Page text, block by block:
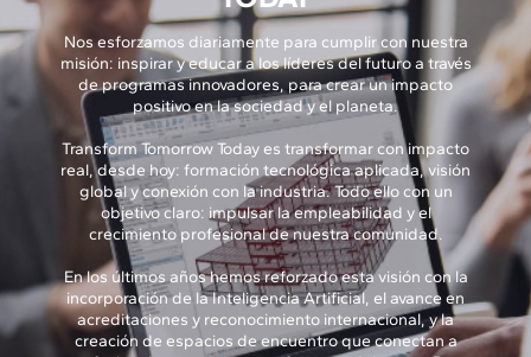
Nos esforzamos diariamente para cumplir con nuestra
misión: inspirar y educar a los líderes del futuro a través
de programas innovadores, para crear un impacto
positivo en la sociedad y el planeta.
Transform Tomorrow Today es transformar con impacto
real, desde hoy: formación tecnológica aplicada, visión
global y conexión con la industria. Todo ello con un
objetivo claro: impulsar la empleabilidad y el
crecimiento profesional de nuestra comunidad.
En los últimos años hemos reforzado esta visión con la
incorporación de la Inteligencia Artificial, el avance en
acreditaciones y reconocimiento internacional, y la
creación de espacios de encuentro que conectan a